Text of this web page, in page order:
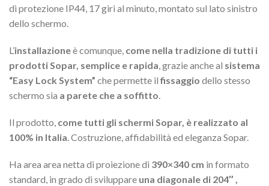
di protezione IP44, 17 giri al minuto, montato sul lato sinistro
dello schermo.
L’installazioneè comunque, come nella tradizione di tutti i
prodotti Sopar, semplice e rapida, grazie anche al sistema
“Easy Lock System” che permette ilfissaggio dello stesso
schermo sia a parete che a soffitto.
Il prodotto, come tutti gli schermi Sopar, è realizzato al
100% in Italia. Costruzione, affidabilità ed eleganza Sopar.
Ha area area netta di proiezione di 390×340 cm in formato
standard, in grado di sviluppare una diagonale di 204″ ,